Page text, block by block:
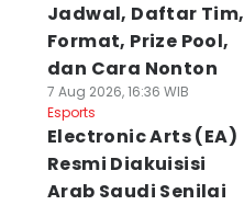
Jadwal, Daftar Tim,
Format, Prize Pool,
dan Cara Nonton
7 Aug 2026, 16:36 WIB
Esports
Electronic Arts (EA)
Resmi Diakuisisi
Arab Saudi Senilai